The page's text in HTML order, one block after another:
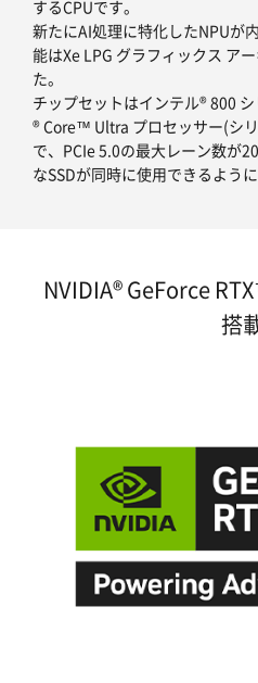
するCPUです。
新たにAI処理に特化したNPUが
能はXe LPG グラフィックス ア
た。
チップセットはインテル® 800
® Core™ Ultra プロセッサー(シ
で、PCIe 5.0の最大レーン数が
なSSDが同時に使用できるように
NVIDIA® GeForce
搭